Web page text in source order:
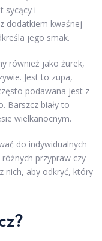
sycący i
dodatkiem kwaśnej
jego smak.
również jako żurek,
Jest to zupa,
podawana jest z
Barszcz biały to
wielkanocnym.
do indywidualnych
przypraw czy
nich, aby odkryć, który